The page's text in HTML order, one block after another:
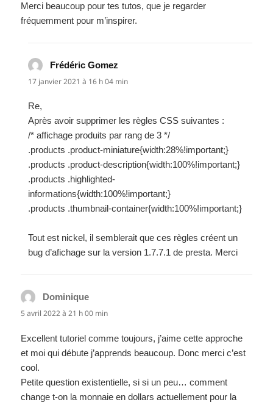
Merci beaucoup pour tes tutos, que je regarder
fréquemment pour m’inspirer.
Frédéric Gomez
17 janvier 2021 à 16 h 04 min
Re,
Après avoir supprimer les règles CSS suivantes :
/* affichage produits par rang de 3 */
.products .product-miniature{width:28%!important;}
.products .product-description{width:100%!important;}
.products .highlighted-
informations{width:100%!important;}
.products .thumbnail-container{width:100%!important;}
Tout est nickel, il semblerait que ces règles créent un
bug d’afichage sur la version 1.7.7.1 de presta. Merci
Dominique
5 avril 2022 à 21 h 00 min
Excellent tutoriel comme toujours, j’aime cette approche
et moi qui débute j’apprends beaucoup. Donc merci c’est
cool.
Petite question existentielle, si si un peu… comment
change t-on la monnaie en dollars actuellement pour la